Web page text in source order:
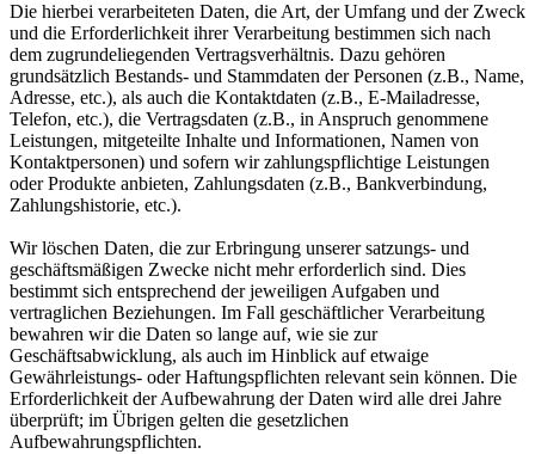
Die hierbei verarbeiteten Daten, die Art, der Umfang und der Zweck
und die Erforderlichkeit ihrer Verarbeitung bestimmen sich nach
dem zugrundeliegenden Vertragsverhältnis. Dazu gehören
grundsätzlich Bestands- und Stammdaten der Personen (z.B., Name,
Adresse, etc.), als auch die Kontaktdaten (z.B., E-Mailadresse,
Telefon, etc.), die Vertragsdaten (z.B., in Anspruch genommene
Leistungen, mitgeteilte Inhalte und Informationen, Namen von
Kontaktpersonen) und sofern wir zahlungspflichtige Leistungen
oder Produkte anbieten, Zahlungsdaten (z.B., Bankverbindung,
Zahlungshistorie, etc.).
Wir löschen Daten, die zur Erbringung unserer satzungs- und
geschäftsmäßigen Zwecke nicht mehr erforderlich sind. Dies
bestimmt sich entsprechend der jeweiligen Aufgaben und
vertraglichen Beziehungen. Im Fall geschäftlicher Verarbeitung
bewahren wir die Daten so lange auf, wie sie zur
Geschäftsabwicklung, als auch im Hinblick auf etwaige
Gewährleistungs- oder Haftungspflichten relevant sein können. Die
Erforderlichkeit der Aufbewahrung der Daten wird alle drei Jahre
überprüft; im Übrigen gelten die gesetzlichen
Aufbewahrungspflichten.